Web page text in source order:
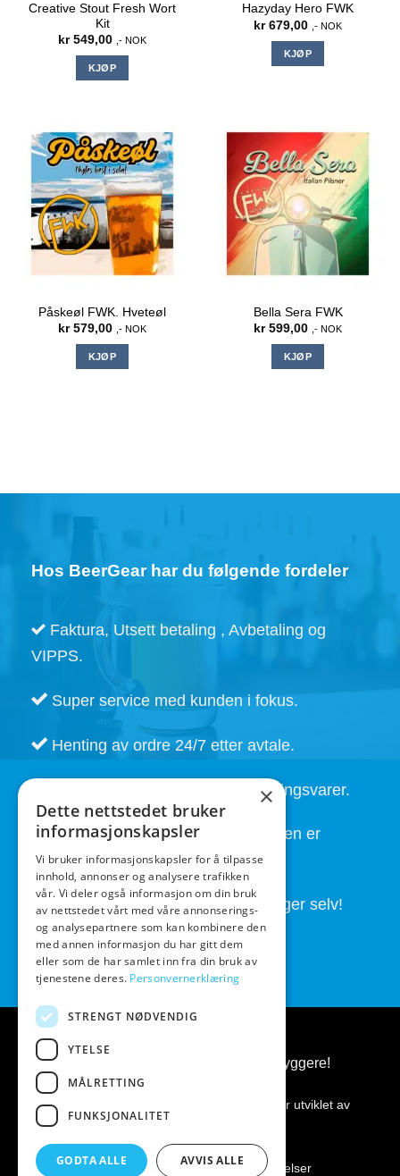
Creative Stout Fresh Wort
Kit
kr549,00 ,- NOK
KJØP
Hazyday Hero FWK
kr679,00 ,- NOK
KJØP
Påskeøl FWK. Hveteøl
kr579,00 ,- NOK
KJØP
Bella Sera FWK
kr599,00 ,- NOK
KJØP
Hos BeerGear har du følgende fordeler
Faktura, Utsett betaling , Avbetaling og
VIPPS.
Super service med kunden i fokus.
Henting av ordre 24/7 etter avtale.
Kort leveringstid. Også på bestillingsvarer.
God service også etter at handelen er
fullført.
Butikken drives av folk som brygger selv!
BeerGear.no - Ølbrygging, for ølbryggere!
Kopirett 2026 ©
Nettsiden er utviklet av
Personvernerklæring|Kjøpsbetingelser
×
Dette nettstedet bruker
informasjonskapsler
Vi bruker informasjonskapsler for å tilpasse
innhold, annonser og analysere trafikken
vår. Vi deler også informasjon om din bruk
av nettstedet vårt med våre annonserings-
og analysepartnere som kan kombinere den
med annen informasjon du har gitt dem
eller som de har samlet inn fra din bruk av
tjenestene deres. Personvernerklæring
STRENGT NØDVENDIG
YTELSE
MÅLRETTING
FUNKSJONALITET
GODTA ALLE AVVIS ALLE